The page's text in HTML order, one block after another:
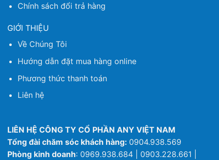
Chính sách đổi trả hàng
GIỚI THIỆU
Về Chúng Tôi
Hướng dẫn đặt mua hàng online
Phương thức thanh toán
Liên hệ
LIÊN HỆ CÔNG TY CỔ PHẦN ANY VIỆT NAM
Tổng đài chăm sóc khách hàng: 0904.938.569
Phòng kinh doanh: 0969.938.684 | 0903.228.661 |